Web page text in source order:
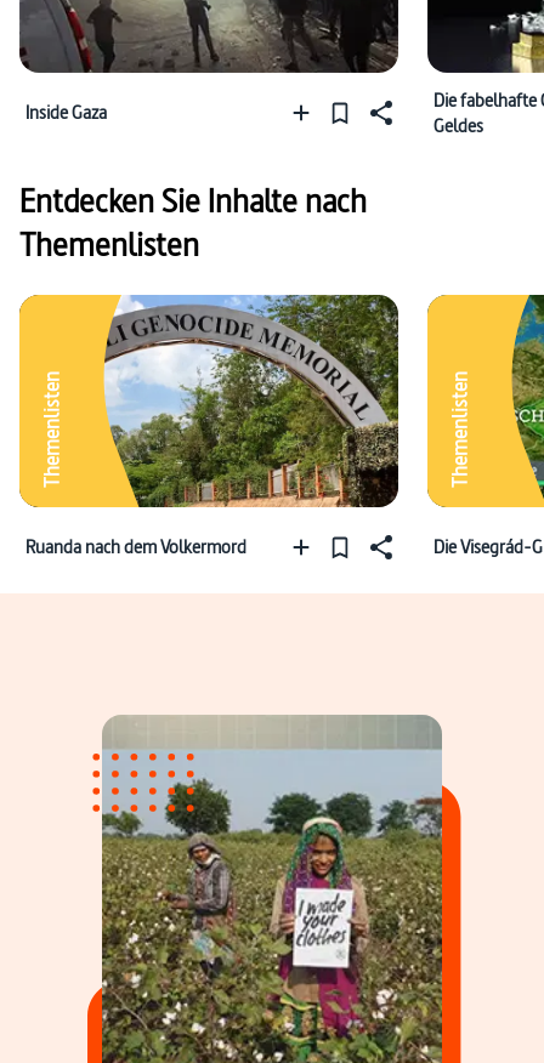
Inside Gaza
Die fabelhafte
Geldes
Entdecken Sie Inhalte nach
Themenlisten
Themenlisten
Ruanda nach dem Volkermord
Themenlisten
Die Visegrád-